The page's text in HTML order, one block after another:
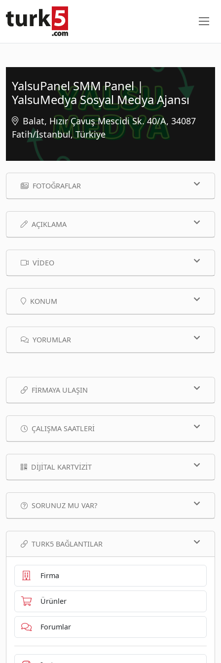
YalsuPanel SMM Panel |
YalsuMedya Sosyal Medya Ajansı
Balat, Hızır Çavuş Mescidi Sk. 40/A, 34087
Fatih/İstanbul, Türkiye
FOTOĞRAFLAR
AÇIKLAMA
VIDEO
KONUM
YORUMLAR
FIRMAYA ULAŞIN
ÇALIŞMA SAATLERI
DIJITAL KARTVIZIT
SORUNUZ MU VAR?
TURK5 BAĞLANTILAR
Firma
Ürünler
Forumlar